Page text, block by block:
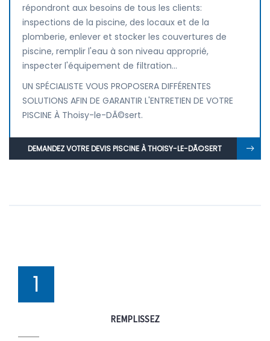
répondront aux besoins de tous les clients:
inspections de la piscine, des locaux et de la
plomberie, enlever et stocker les couvertures de
piscine, remplir l'eau à son niveau approprié,
inspecter l'équipement de filtration...
UN SPÉCIALISTE VOUS PROPOSERA DIFFÉRENTES
SOLUTIONS AFIN DE GARANTIR L'ENTRETIEN DE VOTRE
PISCINE À Thoisy-le-DÃ©sert.
DEMANDEZ VOTRE DEVIS PISCINE À THOISY-LE-DÃ©SERT
1
REMPLISSEZ